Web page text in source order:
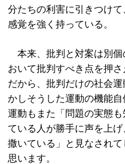
分たちの利害に引きつけ
感覚を強く持っている。
本来、批判と対案は別個
おいて批判すべき点を押
だから、批判だけの社会
かしそうした運動の機能
運動もまた「問題の実態
ている人が勝手に声を上
撒いている」と見なされ
思います。